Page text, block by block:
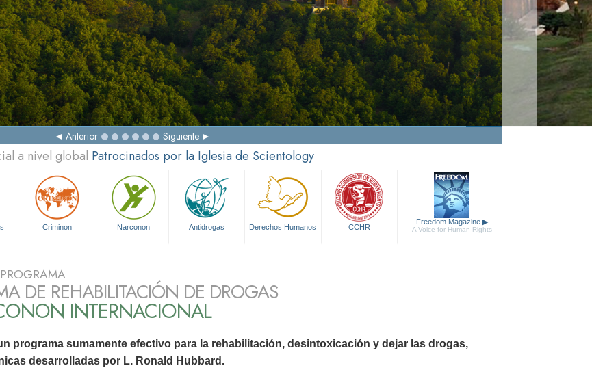
Narconon
Ver Video
Anterior Siguiente
a nivel global Patrocinados por la Iglesia de Scientology
Criminon Narconon Antidrogas Derechos Humanos CCHR
Freedom Magazine ▶
A Voice for Human Rights
DE REHABILITACIÓN DE DROGAS
INTERNACIONAL
programa sumamente efectivo para la rehabilitación, desintoxicación y dejar las drogas,
desarrolladas por L. Ronald Hubbard.